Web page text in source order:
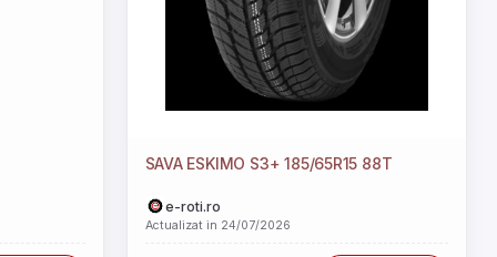
SAVA ESKIMO S3+ 185/65R15 88T
e-roti.ro
Actualizat in 24/07/2026